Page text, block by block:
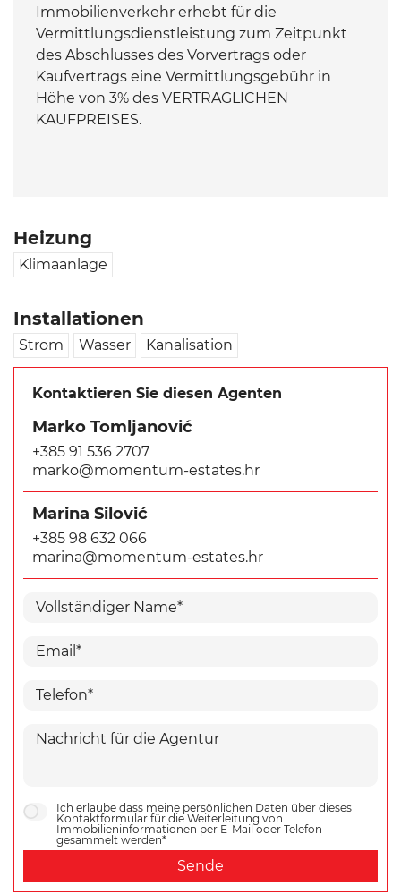
Immobilienverkehr erhebt für die
Vermittlungsdienstleistung zum Zeitpunkt
des Abschlusses des Vorvertrags oder
Kaufvertrags eine Vermittlungsgebühr in
Höhe von 3% des VERTRAGLICHEN
KAUFPREISES.
Heizung
Klimaanlage
Installationen
Strom Wasser Kanalisation
Kontaktieren Sie diesen Agenten
Marko Tomljanović
+385 91 536 2707
marko@momentum-estates.hr
Marina Silović
+385 98 632 066
marina@momentum-estates.hr
Ich erlaube dass meine persönlichen Daten über dieses
Kontaktformular für die Weiterleitung von
Immobilieninformationen per E-Mail oder Telefon
gesammelt werden*
Sende